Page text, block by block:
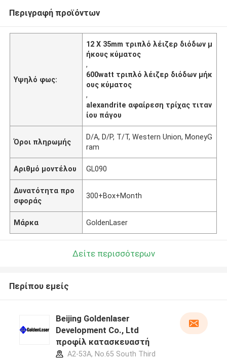
Περιγραφή προϊόντων
Υψηλό φως:
12 X 35mm τριπλό λέιζερ διόδων μ
ήκους κύματος
,
600watt τριπλό λέιζερ διόδων μήκ
ους κύματος
,
alexandrite αφαίρεση τρίχας τιταν
ίου πάγου
Όροι πληρωμής
D/A, D/P, T/T, Western Union, MoneyG
ram
Αριθμό μοντέλου GL090
Δυνατότητα προ
σφοράς
300+Box+Month
Μάρκα GoldenLaser
Δείτε περισσότερων
Περίπου εμείς
Beijing Goldenlaser
Development Co., Ltd
προφίλ κατασκευαστή
A2-53A, No.65 South Third